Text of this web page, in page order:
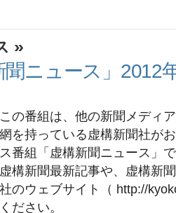
»
聞ニュース」2012
この番組は、他の新聞メディ
網を持っている虚構新聞社が
ス番組「虚構新聞ニュース」
虚構新聞最新記事や、虚構新
社のウェブサイト（ http://
ください。